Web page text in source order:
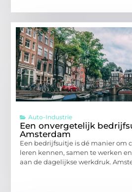
Auto-Industrie
Een onvergetelijk
Amsterdam
Een bedrijfsuitje is dé manier om
leren kennen, samen te werken
aan de dagelijkse werkdruk.